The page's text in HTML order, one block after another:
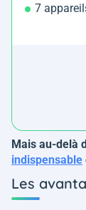
7
Mais au-delà
indispensable
Les